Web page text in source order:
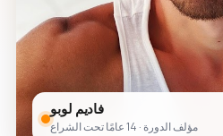
فاديم لوبو
مؤلف الدورة · 14 عامًا تحت الشراع